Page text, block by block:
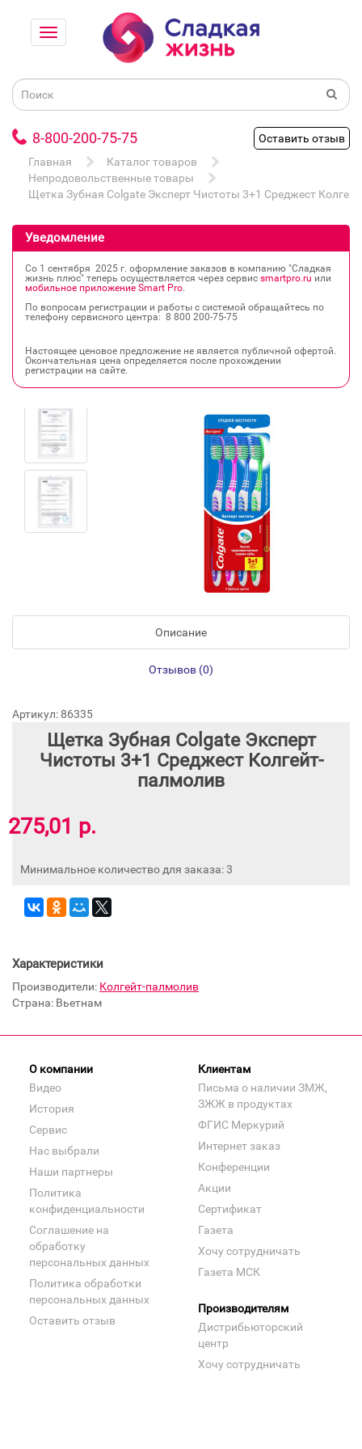
8-800-200-75-75
Оставить отзыв
Главная
Каталог товаров
Непродовольственные товары
Щетка Зубная Colgate Эксперт Чистоты 3+1 Среджест
Уведомление
Со 1 сентября 2025 г. оформление заказов в компанию "Сладкая
жизнь плюс" теперь осуществляется через сервис smartpro.ru или
мобильное приложение Smart Pro.
По вопросам регистрации и работы с системой обращайтесь по
телефону сервисного центра: 8 800 200‐75‐75
Настоящее ценовое предложение не является публичной офертой.
Окончательная цена определяется после прохождении
регистрации на сайте.
Описание
Отзывов (0)
Артикул: 86335
Щетка Зубная Colgate Эксперт
Чистоты 3+1 Среджест Колгейт-
палмолив
275,01 р.
Минимальное количество для заказа: 3
Характеристики
Производители: Колгейт-палмолив
Страна: Вьетнам
О компании
Видео
История
Сервис
Нас выбрали
Наши партнеры
Политика
конфиденциальности
Соглашение на
обработку
персональных данных
Политика обработки
персональных данных
Оставить отзыв
Клиентам
Письма о наличии ЗМЖ,
ЗЖЖ в продуктах
ФГИС Меркурий
Интернет заказ
Конференции
Акции
Сертификат
Газета
Хочу сотрудничать
Газета МСК
Производителям
Дистрибьюторский
центр
Хочу сотрудничать